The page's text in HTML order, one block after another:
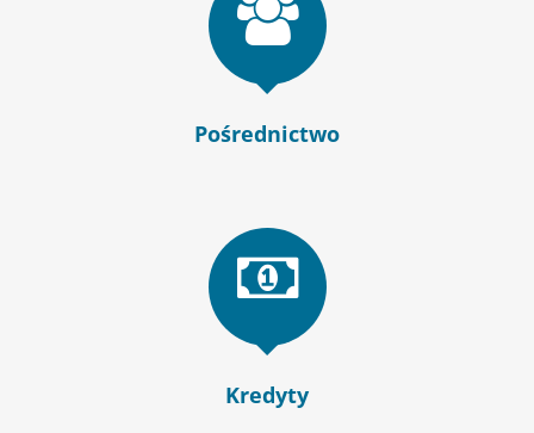
Pośrednictwo
Kredyty